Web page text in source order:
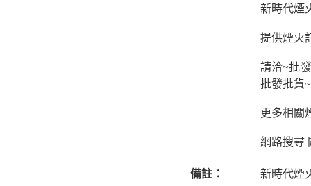
新時代煙
提供煙火
請洽~批
批發批貨
更多相關
網路搜尋
備註： 新時代煙